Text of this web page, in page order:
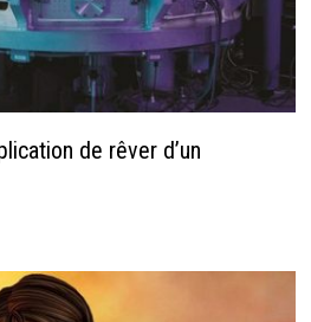
de rêver d’un